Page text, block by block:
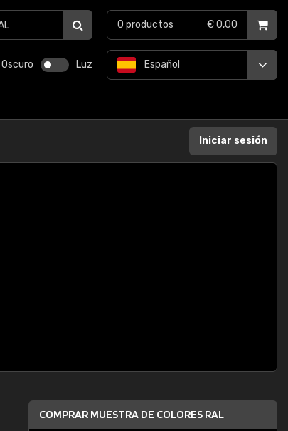
Oscuro Luz Español
0 productos € 0,00
Iniciar sesión
COMPRAR MUESTRA DE COLORES RAL